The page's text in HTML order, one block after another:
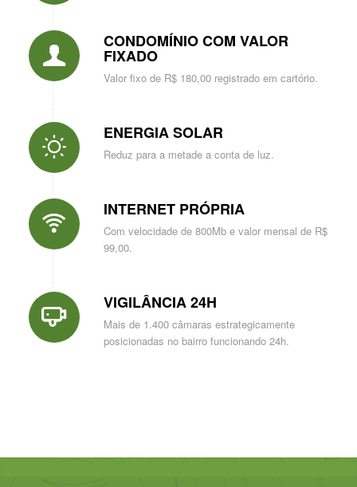
CONDOMÍNIO COM VALOR
FIXADO
Valor fixo de R$ 180,00 registrado em cartório.
ENERGIA SOLAR
Reduz para a metade a conta de luz.
INTERNET PRÓPRIA
Com velocidade de 800Mb e valor mensal de R$
99,00.
VIGILÂNCIA 24H
Mais de 1.400 câmaras estrategicamente
posicionadas no bairro funcionando 24h.